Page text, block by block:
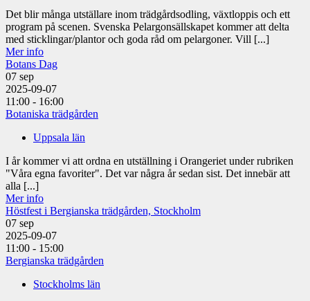
Det blir många utställare inom trädgårdsodling, växtloppis och ett
program på scenen. Svenska Pelargonsällskapet kommer att delta
med sticklingar/plantor och goda råd om pelargoner. Vill [...]
Mer info
Botans Dag
07 sep
2025-09-07
11:00 - 16:00
Botaniska trädgården
Uppsala län
I år kommer vi att ordna en utställning i Orangeriet under rubriken
"Våra egna favoriter". Det var några år sedan sist. Det innebär att
alla [...]
Mer info
Höstfest i Bergianska trädgården, Stockholm
07 sep
2025-09-07
11:00 - 15:00
Bergianska trädgården
Stockholms län